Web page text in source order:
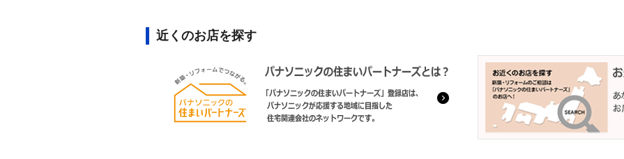
近くのお店を探す